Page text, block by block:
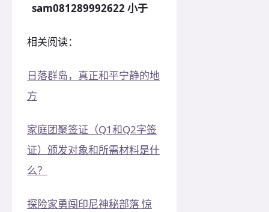
sam081289992622 小于
相关阅读：
日落群岛，真正和平宁静的地
方
家庭团聚签证（Q1和Q2字签
证）颁发对象和所需材料是什
么？
探险家勇闯印尼神秘部落 惊